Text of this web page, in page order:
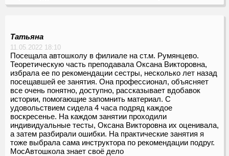
Татьяна
11.05.2022 18:10
Посещала автошколу в филиале на ст.м. Румянцево.
Теоретическую часть преподавала Оксана Викторовна,
избрала ее по рекомендации сестры, несколько лет назад
посещавшей ее занятия. Она профессионал, объясняет
все очень понятно, доступно, рассказывает вдобавок
истории, помогающие запомнить материал. С
удовольствием сидела 4 часа подряд каждое
воскресенье. На каждом занятии проходили
индивидуальные тесты, Оксана Викторовна их оценивала,
а затем разбирали ошибки. На практические занятия я
тоже выбрала сама инструктора по рекомендации подруг.
МосАвтошкола знает своё дело